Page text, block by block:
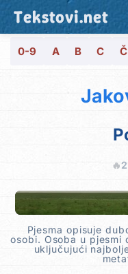
Tekstovi.net
0-9 A B C Č
🔥2
Pjesma opisuje
osobi. Osoba u
uključujući